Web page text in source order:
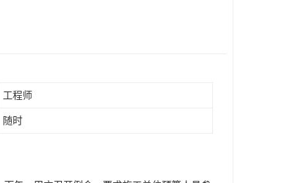
工程师
随时